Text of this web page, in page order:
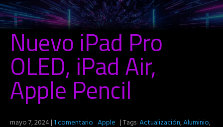
Nuevo iPad Pro
OLED, iPad Air,
Apple Pencil
mayo 7, 2024|1 comentario Apple | Tags:Actualización,Aluminio,